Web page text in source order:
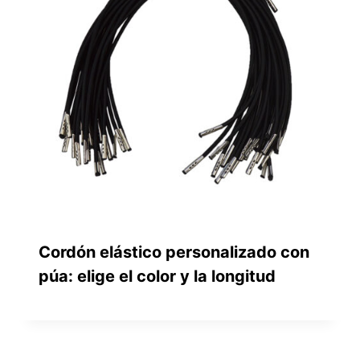
Cordón elástico personalizado con
púa: elige el color y la longitud